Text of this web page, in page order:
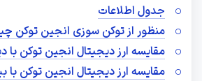
جدول اطلاعات
منظور از توکن سوزی انجین توکن
مقایسه ارز دیجیتال انجین توکن با
مقایسه ارز دیجیتال انجین توکن با